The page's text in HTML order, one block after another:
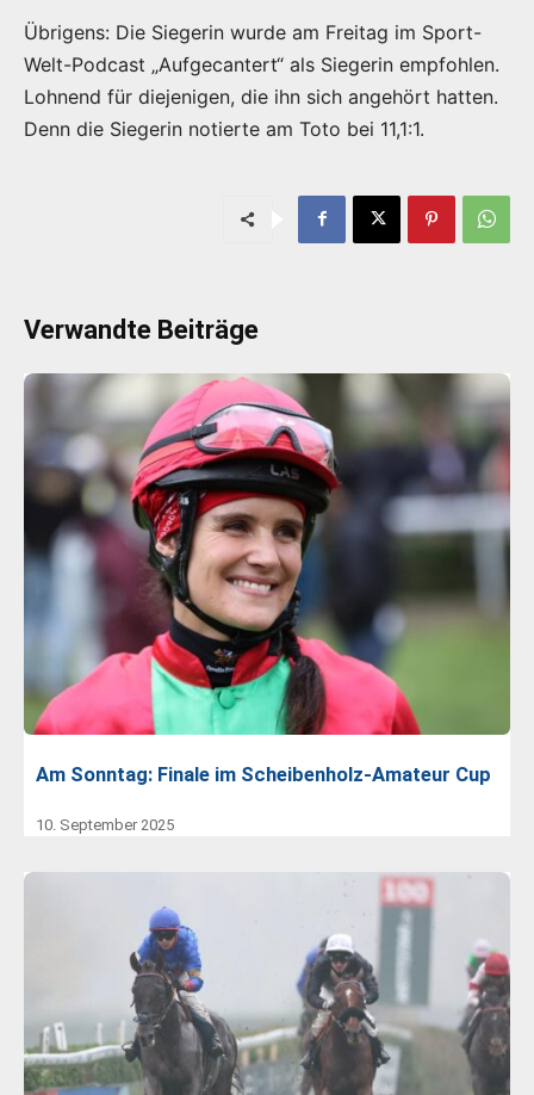
Übrigens: Die Siegerin wurde am Freitag im Sport-
Welt-Podcast „Aufgecantert“ als Siegerin empfohlen.
Lohnend für diejenigen, die ihn sich angehört hatten.
Denn die Siegerin notierte am Toto bei 11,1:1.
Verwandte Beiträge
Am Sonntag: Finale im Scheibenholz-Amateur Cup
10. September 2025